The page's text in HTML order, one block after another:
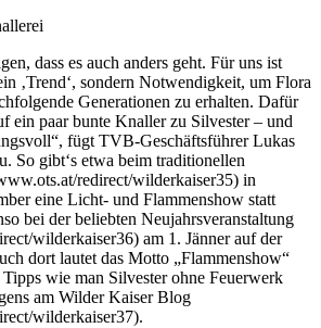
dass es auch anders geht. Für uns ist
‚Trend‘, sondern Notwendigkeit, um Flora
Generationen zu erhalten. Dafür
ein paar bunte Knaller zu Silvester – und
fügt TVB-Geschäftsführer Lukas
So gibt‘s etwa beim traditionellen
redirect/wilderkaiser35) in
eine Licht- und Flammenshow statt
bei der beliebten Neujahrsveranstaltung
wilderkaiser36) am 1. Jänner auf der
dort lautet das Motto „Flammenshow“
wie man Silvester ohne Feuerwerk
am Wilder Kaiser Blog
wilderkaiser37).